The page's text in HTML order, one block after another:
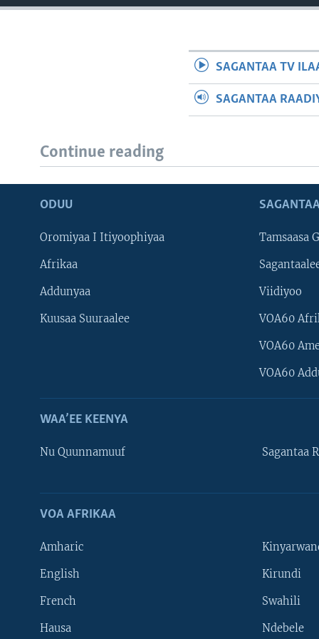
NU HORDOFAA
Afaanoota
SAGANTAA TV
SAGANTAA
Continue reading
ODUU
Oromiyaa I Itiyoophiyaa
Afrikaa
Addunyaa
Kuusaa Suuraalee
Tamsaasa
Viidiyoo
VOA60
VOA60
VOA60
WAA’EE KEENYA
Nu Quunnamuuf Sagantaa
VOA AFRIKAA
Amharic
English
French
Hausa
Kirundi
Swahili
Ndebele